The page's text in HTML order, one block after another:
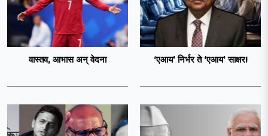
वास्तव, आभास अन् वेदना ‘एआय’ निर्भर ते ‘एआय’ साक्षर!